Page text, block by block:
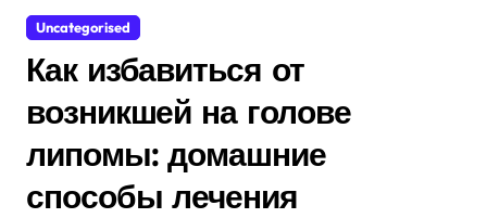
Uncategorised
Как избавиться от
возникшей на голове
липомы: домашние
способы лечения